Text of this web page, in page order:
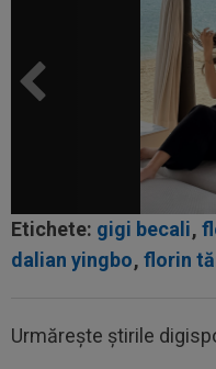
Etichete: gigi becali,
dalian yingbo, florin
Urmărește știrile